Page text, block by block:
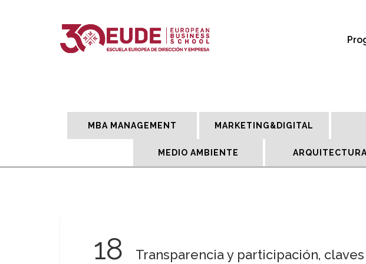
MBA MANAGEMENT MARKETING&DIGITAL
MEDIO AMBIENTE ARQUITECTURA
18
Transparencia y participación,